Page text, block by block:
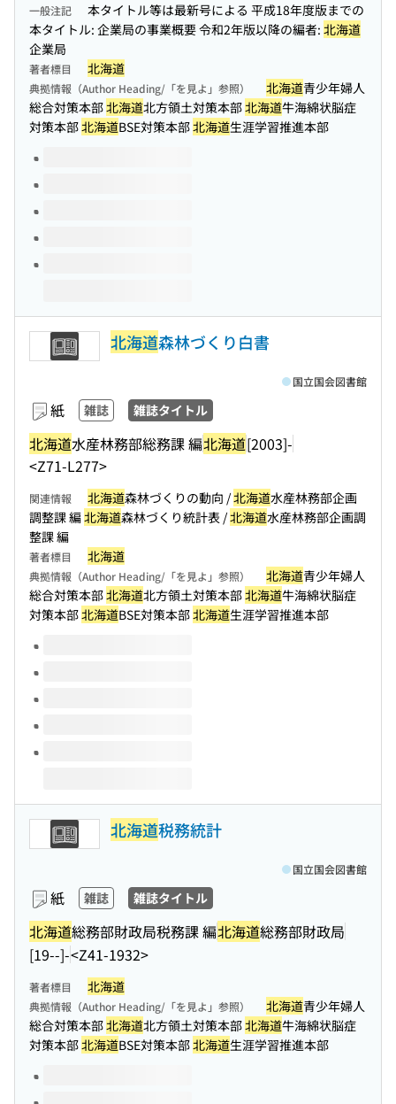
一般注記
本タイトル等は最新号による 平成18年度版までの
本タイトル: 企業局の事業概要 令和2年版以降の編者: 北海道
企業局
著者標目 北海道
典拠情報（Author Heading/「を見よ」参照） 北海道青少年婦人
総合対策本部北海道北方領土対策本部北海道牛海綿状脳症
対策本部北海道BSE対策本部北海道生涯学習推進本部
このタイトルの巻号
北海道森林づくり白書
紙 雑誌 雑誌タイトル
北海道水産林務部総務課 編北海道[2003]-
<Z71-L277>
国立国会図書館
関連情報 北海道森林づくりの動向 /北海道水産林務部企画
調整課 編北海道森林づくり統計表 /北海道水産林務部企画調
整課 編
著者標目 北海道
典拠情報（Author Heading/「を見よ」参照） 北海道青少年婦人
総合対策本部北海道北方領土対策本部北海道牛海綿状脳症
対策本部北海道BSE対策本部北海道生涯学習推進本部
このタイトルの巻号
北海道税務統計
紙 雑誌 雑誌タイトル
北海道総務部財政局税務課 編北海道総務部財政局
[19--]-<Z41-1932>
国立国会図書館
著者標目 北海道
典拠情報（Author Heading/「を見よ」参照） 北海道青少年婦人
総合対策本部北海道北方領土対策本部北海道牛海綿状脳症
対策本部北海道BSE対策本部北海道生涯学習推進本部
このタイトルの巻号